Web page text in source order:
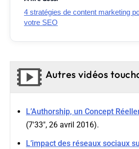
4 stratégies de content marketing
votre SEO
Autres vidéos
L’Authorship, un Concept
(7'33", 26 avril 2016).
L’impact des réseaux sociaux